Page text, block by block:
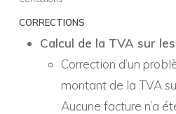
CORRECTIONS
Calcul de la TVA sur
Correction d’un
montant de la TVA
Aucune facture n’a